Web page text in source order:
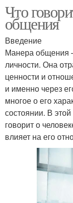
Что
общения
Введение
Манера общения
личности. Она
ценности и
и именно через
многое о его
состоянии. В
говорит о
влияет на его